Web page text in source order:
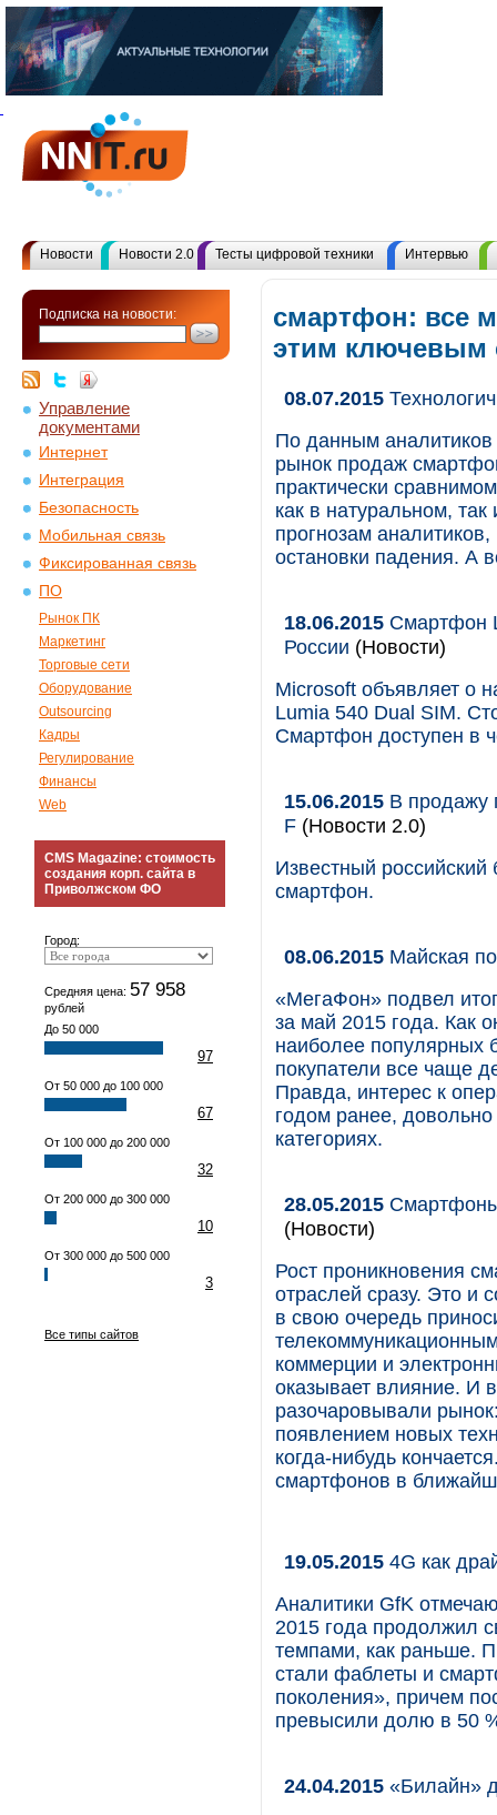
Новости Новости 2.0 Тесты цифровой техники Интервью
Подписка на новости:
Управление
документами
Интернет
Интеграция
Безопасность
Мобильная связь
Фиксированная связь
ПО
Рынок ПК
Маркетинг
Торговые сети
Оборудование
Outsourcing
Кадры
Регулирование
Финансы
Web
CMS Magazine: стоимость
создания корп. сайта в
Приволжском ФО
Город:
Средняя цена: 57 958
рублей
До 50 000
97
От 50 000 до 100 000
67
От 100 000 до 200 000
32
От 200 000 до 300 000
10
От 300 000 до 500 000
3
Все типы сайтов
смартфон: все
этим ключевым
08.07.2015
По данным
рынок продаж
практически
как в натуральном,
прогнозам
остановки падения. А
18.06.2015 Смартфон
России (Новости)
Microsoft объявляет о
Lumia 540 Dual SIM.
Смартфон доступен в
15.06.2015 В продажу
F (Новости 2.0)
Известный
смартфон.
08.06.2015 Майская
«МегаФон» подвел
за май 2015 года. Как
наиболее популярных
покупатели все чаще
Правда, интерес к
годом ранее,
категориях.
28.05.2015
(Новости)
Рост проникновения
отраслей сразу. Это и
в свою очередь
коммерции и
оказывает влияние. И
разочаровывали
появлением новых
когда-нибудь
смартфонов в
19.05.2015 4G как
Аналитики GfK
2015 года продолжил
темпами, как раньше.
стали фаблеты и
поколения», причем
превысили долю в 50
24.04.2015 «Билайн»